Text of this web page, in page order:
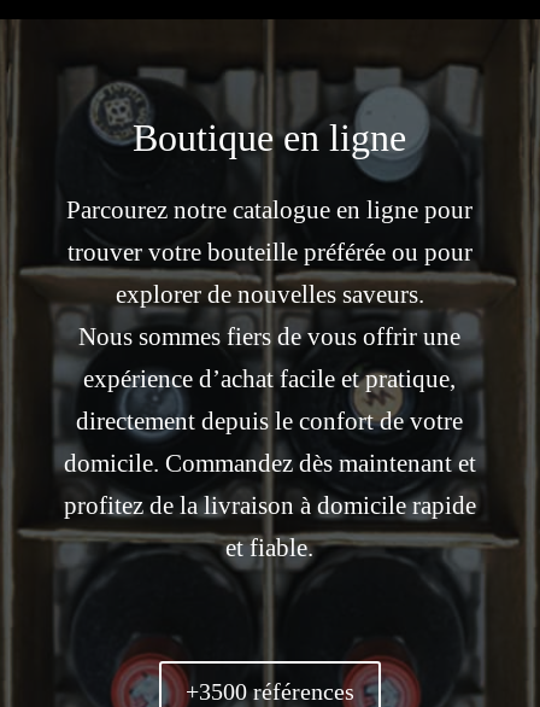
Boutique en ligne
Parcourez notre catalogue en ligne pour
trouver votre bouteille préférée ou pour
explorer de nouvelles saveurs.
Nous sommes fiers de vous offrir une
expérience d’achat facile et pratique,
directement depuis le confort de votre
domicile. Commandez dès maintenant et
profitez de la livraison à domicile rapide
et fiable.
+3500 références